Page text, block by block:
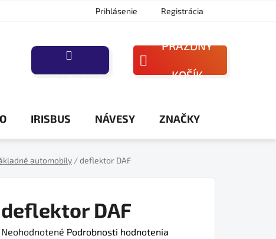
Prihlásenie Registrácia
NÁKUPNÝ
PRÁZDNY
KOŠÍK
IRISBUS NÁVESY ZNAČKY
automobily /deflektor DAF
deflektor DAF
Priemerné
Neohodnotené Podrobnosti hodnotenia